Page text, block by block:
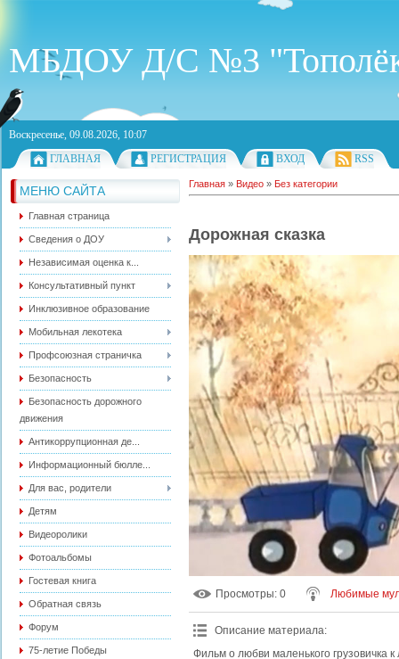
МБДОУ Д/С №3
Воскресенье, 09.08.2026, 10:07
ГЛАВНАЯ
РЕГИСТРАЦИЯ ВХОД RSS
МЕНЮ САЙТА
Главная страница
Сведения о ДОУ
Независимая оценка к...
Консультативный пункт
Инклюзивное образование
Мобильная лекотека
Профсоюзная страничка
Безопасность
Безопасность дорожного
движения
Антикоррупционная де...
Информационный бюлле...
Для вас, родители
Детям
Видеоролики
Фотоальбомы
Гостевая книга
Обратная связь
Форум
75-летие Победы
Главная » Видео » Без категории
Дорожная сказка
Просмотры: 0 Любимые
Описание материала:
Фильм о любви маленького грузовичка